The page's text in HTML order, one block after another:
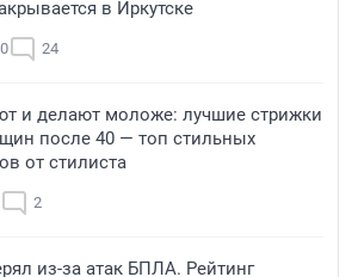
в Иркутске
24
и делают моложе: лучшие стрижки
после 40 — топ стильных
от стилиста
2
из-за атак БПЛА. Рейтинг